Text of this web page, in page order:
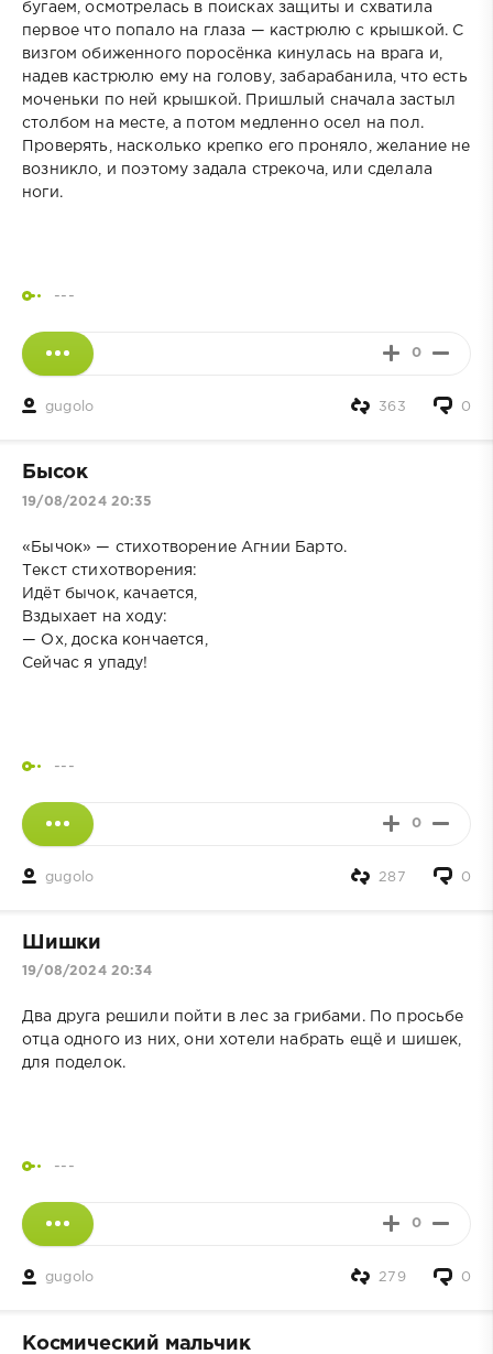
бугаем, осмотрелась в поисках защиты и схватила
первое что попало на глаза — кастрюлю с крышкой. С
визгом обиженного поросёнка кинулась на врага и,
надев кастрюлю ему на голову, забарабанила, что есть
моченьки по ней крышкой. Пришлый сначала застыл
столбом на месте, а потом медленно осел на пол.
Проверять, насколько крепко его проняло, желание не
возникло, и поэтому задала стрекоча, или сделала
ноги.
---
0
gugolo 0
363
Бысок
19/08/2024 20:35
«Бычок» — стихотворение Агнии Барто.
Текст стихотворения:
Идёт бычок, качается,
Вздыхает на ходу:
— Ох, доска кончается,
Сейчас я упаду!
---
0
gugolo 0
287
Шишки
19/08/2024 20:34
Два друга решили пойти в лес за грибами. По просьбе
отца одного из них, они хотели набрать ещё и шишек,
для поделок.
---
0
gugolo 0
279
Космический мальчик